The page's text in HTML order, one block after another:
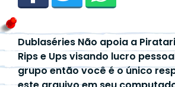
Dublaséries Não apoia a
Rips e Ups visando lucro
grupo então você é o único